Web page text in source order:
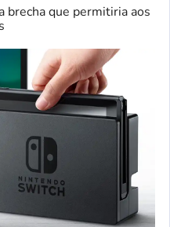
brecha que permitiria aos